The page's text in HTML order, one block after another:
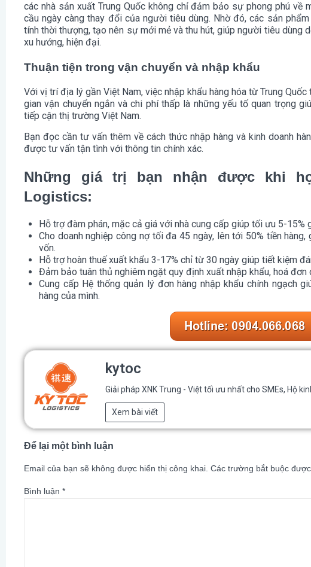
các nhà sản xuất Trung Quốc không chỉ đảm bảo sự phong phú về
cầu ngày càng thay đổi của người tiêu dùng. Nhờ đó, các sản
tính thời thượng, tạo nên sự mới mẻ và thu hút, giúp người tiêu dùng
xu hướng, hiện đại.
Thuận tiện trong vận chuyển và nhập khẩu
Với vị trí địa lý gần Việt Nam, việc nhập khẩu hàng hóa từ Trung
gian vận chuyển ngắn và chi phí thấp là những yếu tố quan trọng
tiếp cận thị trường Việt Nam.
Bạn đọc cần tư vấn thêm về cách thức nhập hàng và kinh doanh
được tư vấn tận tình với thông tin chính xác.
Những giá trị bạn nhận được khi
Logistics:
Hỗ trợ đàm phán, mặc cả giá với nhà cung cấp giúp tối ưu 5-15%
Cho doanh nghiệp công nợ tối đa 45 ngày, lên tới 50% tiền
vốn.
Hỗ trợ hoàn thuế xuất khẩu 3-17% chỉ từ 30 ngày giúp tiết kiệm
Đảm bảo tuân thủ nghiêm ngặt quy định xuất nhập khẩu, hoá đơn
Cung cấp Hệ thống quản lý đơn hàng nhập khẩu chính ngạch
hàng của mình.
kytoc
Giải pháp XNK Trung - Việt tối ưu nhất cho SMEs, Hộ
Xem bài viết
Để lại một bình luận
Email của bạn sẽ không được hiển thị công khai. Các trường bắt buộc
Bình luận *